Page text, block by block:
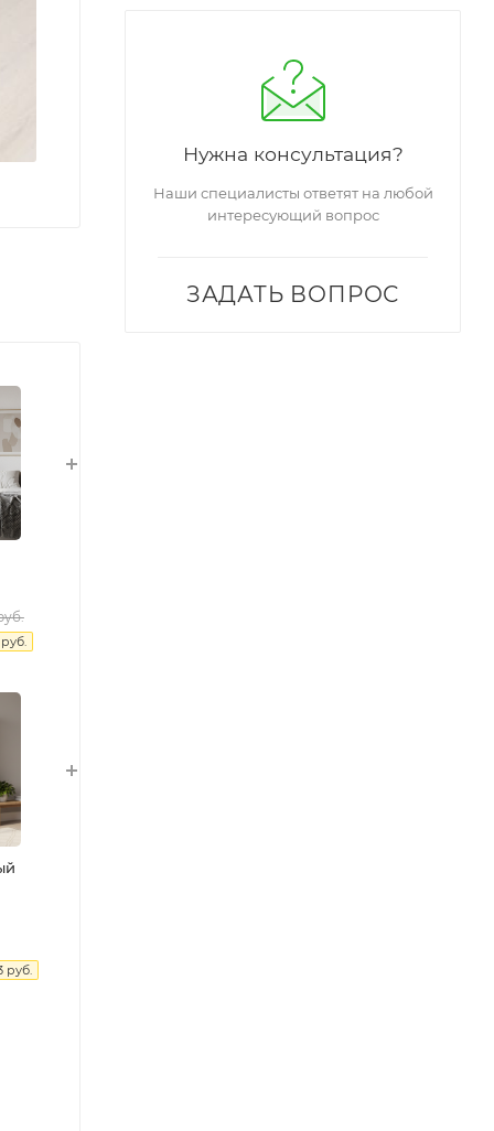
руб.
руб.
Нужна консультация?
Наши специалисты ответят на любой
интересующий вопрос
ЗАДАТЬ ВОПРОС